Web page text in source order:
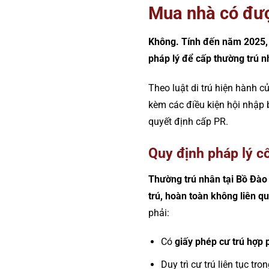
Mua nhà có
Không. Tính đến năm
pháp lý để cấp thường trú
Theo luật di trú hiện hành
kèm các điều kiện hội
quyết định cấp PR.
Quy định pháp lý
Thường trú nhân tại Bồ
trú, hoàn toàn không liên
phải:
Có giấy phép cư trú hợp
Duy trì cư trú liên tục